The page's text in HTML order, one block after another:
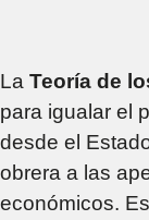
La Teoría de
para igualar el
desde el
obrera a las
económicos.